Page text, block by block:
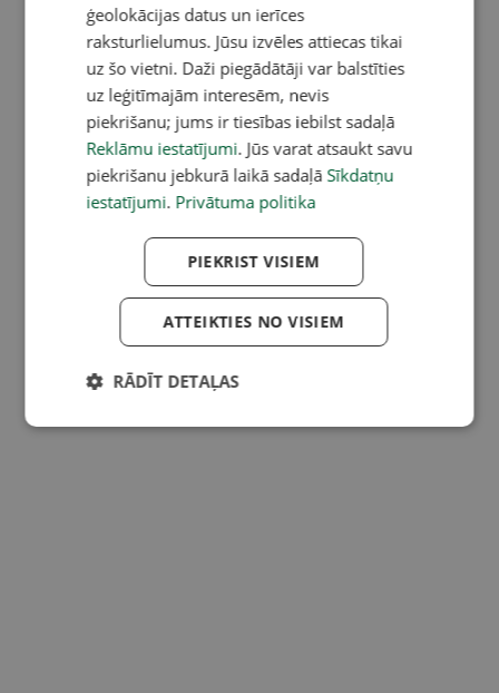
ģeolokācijas datus un ierīces
raksturlielumus. Jūsu izvēles attiecas tikai
uz šo vietni. Daži piegādātāji var balstīties
uz leģitīmajām interesēm, nevis
piekrišanu; jums ir tiesības iebilst sadaļā
Reklāmu iestatījumi. Jūs varat atsaukt savu
piekrišanu jebkurā laikā sadaļā Sīkdatņu
iestatījumi. Privātuma politika
PIEKRIST VISIEM
ATTEIKTIES NO VISIEM
RĀDĪT DETAĻAS